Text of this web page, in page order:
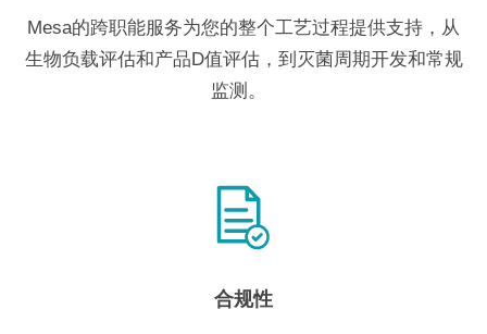
Mesa的跨职能服务为您的整个工艺过程提供支持，从
生物负载评估和产品D值评估，到灭菌周期开发和常规
监测。
合规性